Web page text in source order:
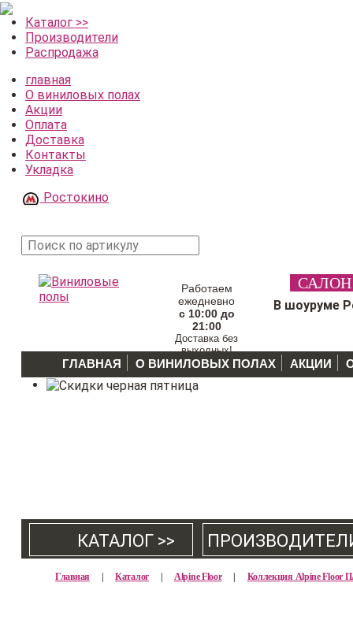
Каталог >>
Производители
Распродажа
главная
О виниловых полах
Акции
Оплата
Доставка
Контакты
Укладка
Ростокино
Работаем
ежедневно
с 10:00 до
21:00
Доставка без
выходных!
В шоуруме
ГЛАВНАЯ О ВИНИЛОВЫХ ПОЛАХ АКЦИИ
КАТАЛОГ >>
Главная | Каталог | Alpine Floor | Коллекция Alpine